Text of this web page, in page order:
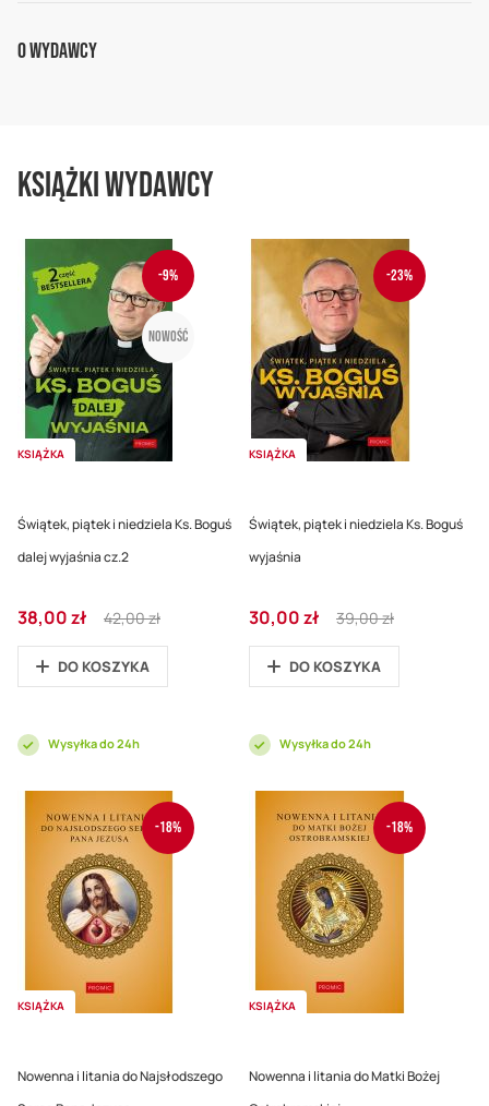
O Wydawcy
Książki wydawcy
-9%
Nowość
KSIĄŻKA
Świątek, piątek i niedziela Ks. Boguś
dalej wyjaśnia cz.2
Cena
promocyjna
38,00 zł
Regular
Price
42,00 zł
DO KOSZYKA
Wysyłka do 24h
-23%
KSIĄŻKA
Świątek, piątek i niedziela Ks. Boguś
wyjaśnia
Cena
promocyjna
30,00 zł
Regular
Price
39,00 zł
DO KOSZYKA
Wysyłka do 24h
-18%
KSIĄŻKA
Nowenna i litania do Najsłodszego
-18%
KSIĄŻKA
Nowenna i litania do Matki Bożej